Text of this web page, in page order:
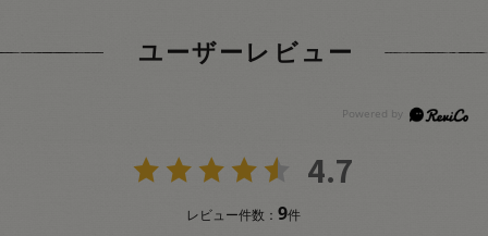
ユーザーレビュー
4.7
レビュー件数：9件